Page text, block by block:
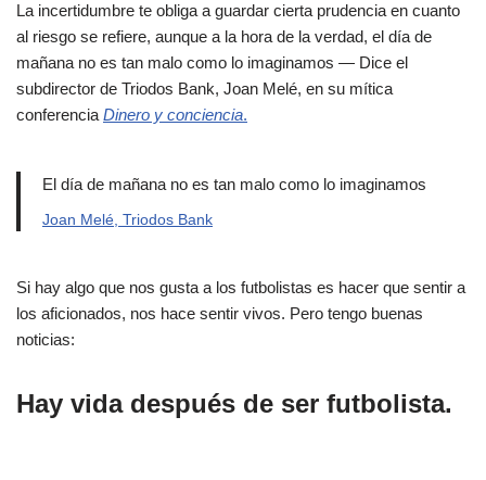
La incertidumbre te obliga a guardar cierta prudencia en cuanto
al riesgo se refiere, aunque a la hora de la verdad, el día de
mañana no es tan malo como lo imaginamos — Dice el
subdirector de Triodos Bank, Joan Melé, en su mítica
conferencia Dinero y conciencia.
El día de mañana no es tan malo como lo imaginamos
Joan Melé, Triodos Bank
Si hay algo que nos gusta a los futbolistas es hacer que sentir a
los aficionados, nos hace sentir vivos. Pero tengo buenas
noticias:
Hay vida después de ser futbolista.